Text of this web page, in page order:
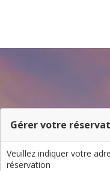
Gérer votre
Veuillez indiquer votre
réservation